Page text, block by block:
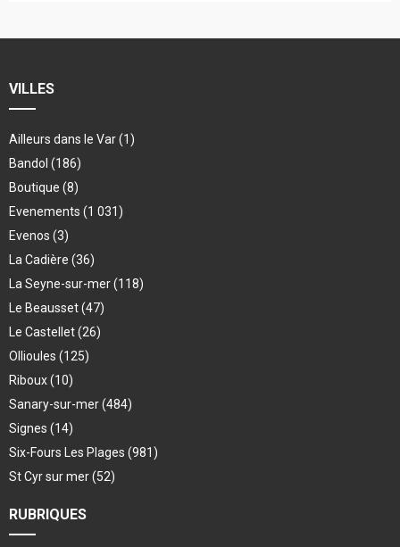
VILLES
Ailleurs dans le Var(1)
Bandol (186)
Boutique (8)
Evenements (1 031)
Evenos (3)
La Cadière (36)
La Seyne-sur-mer(118)
Le Beausset(47)
Le Castellet(26)
Ollioules (125)
Riboux(10)
Sanary-sur-mer(484)
Signes (14)
Six-Fours Les Plages (981)
St Cyr sur mer(52)
RUBRIQUES